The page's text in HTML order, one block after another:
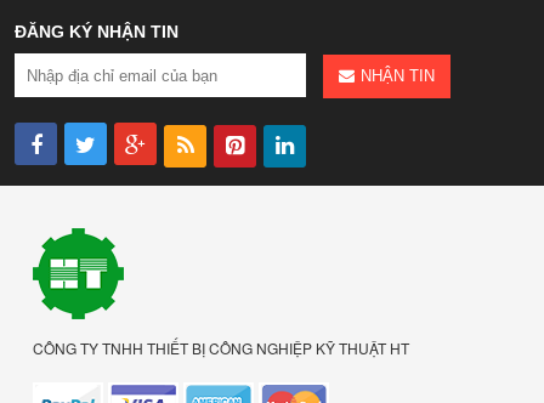
ĐĂNG KÝ NHẬN TIN
NHẬN TIN
CÔNG TY TNHH THIẾT BỊ CÔNG NGHIỆP KỸ THUẬT HT